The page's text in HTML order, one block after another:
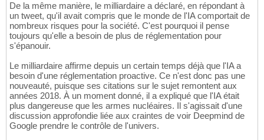
De la même manière, le milliardaire a déclaré, en répondant à
un tweet, qu'il avait compris que le monde de l'IA comportait de
nombreux risques pour la société. C'est pourquoi il pense
toujours qu'elle a besoin de plus de réglementation pour
s'épanouir.
Le milliardaire affirme depuis un certain temps déjà que l'IA a
besoin d'une réglementation proactive. Ce n'est donc pas une
nouveauté, puisque ses citations sur le sujet remontent aux
années 2018. À un moment donné, il a expliqué que l'IA était
plus dangereuse que les armes nucléaires. Il s'agissait d'une
discussion approfondie liée aux craintes de voir Deepmind de
Google prendre le contrôle de l'univers.